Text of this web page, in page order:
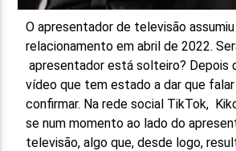
O apresentador de televisão
relacionamento em abril de 2022.
apresentador está solteiro? Depois
vídeo que tem estado a dar que
confirmar. Na rede social TikTok,
se num momento ao lado do
televisão, algo que, desde logo,